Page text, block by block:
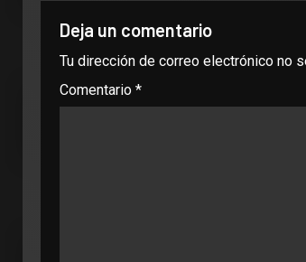
Deja un comentario
Tu dirección de correo electrónico no
Comentario *